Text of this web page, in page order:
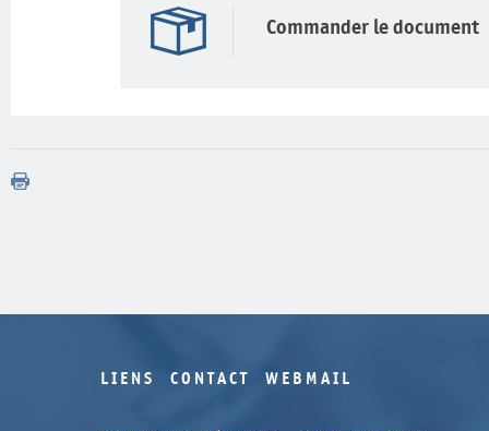
Commander le document
LIENS CONTACT WEBMAIL